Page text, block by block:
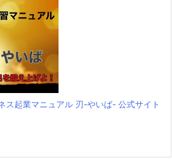
ス起業マニュアル 刃-やいば- 公式サイト